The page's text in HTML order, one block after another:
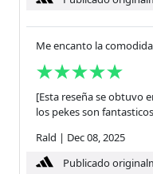
Me encanto la
[Esta reseña se obtuvo
los pekes son
Rald | Dec 08, 2025
Publicado